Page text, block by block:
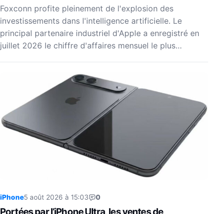
Foxconn profite pleinement de l'explosion des
investissements dans l'intelligence artificielle. Le
principal partenaire industriel d'Apple a enregistré en
juillet 2026 le chiffre d'affaires mensuel le plus…
iPhone5 août 2026 à 15:03 0